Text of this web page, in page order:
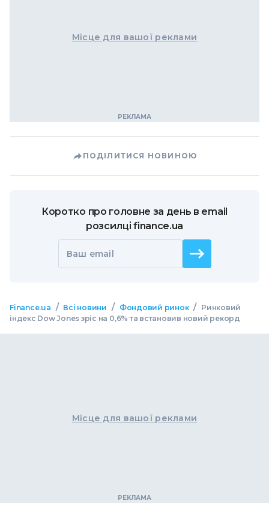
Місце для вашої реклами
ПОДІЛИТИСЯ НОВИНОЮ
Коротко про головне за день в email
розсилці finance.ua
Ваш email
Finance.ua / Всі новини / Фондовий ринок / Ринковий
індекс Dow Jones зріс на 0,6% та встановив новий рекорд
Місце для вашої реклами